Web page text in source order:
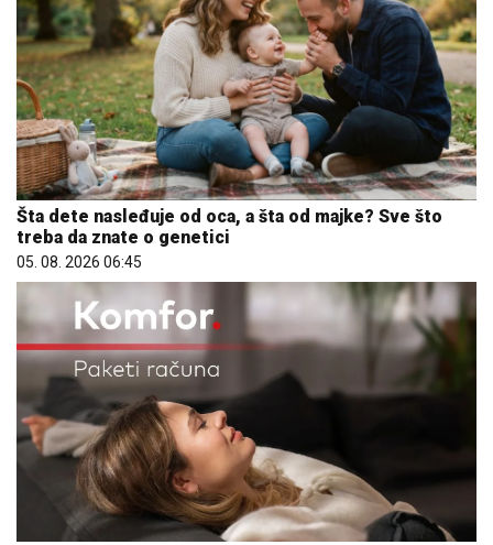
Šta dete nasleđuje od oca, a šta od majke? Sve što
treba da znate o genetici
05. 08. 2026 06:45